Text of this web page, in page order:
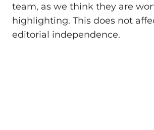
team, as we think they are
highlighting. This does not
editorial independence.